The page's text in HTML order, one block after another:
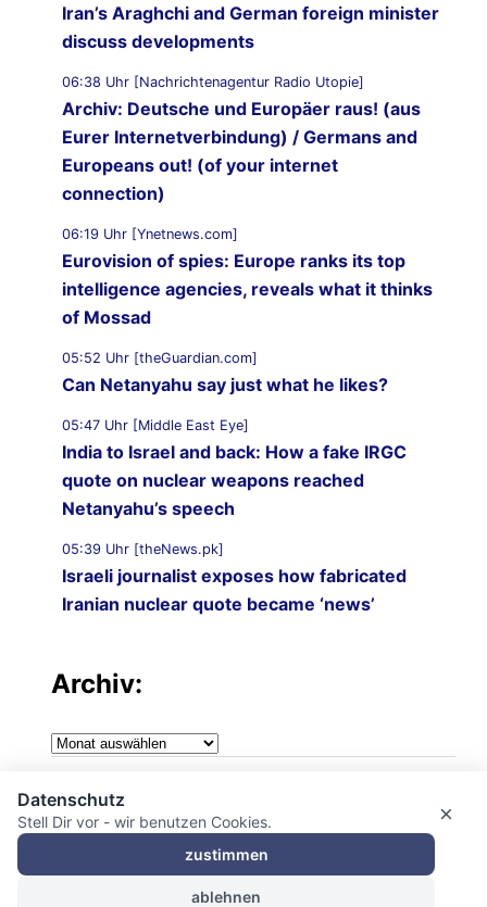
Iran’s Araghchi and German foreign minister
discuss developments
06:38 Uhr [Nachrichtenagentur Radio Utopie]
Archiv: Deutsche und Europäer raus! (aus
Eurer Internetverbindung) / Germans and
Europeans out! (of your internet
connection)
06:19 Uhr [Ynetnews.com]
Eurovision of spies: Europe ranks its top
intelligence agencies, reveals what it thinks
of Mossad
05:52 Uhr [theGuardian.com]
Can Netanyahu say just what he likes?
05:47 Uhr [Middle East Eye]
India to Israel and back: How a fake IRGC
quote on nuclear weapons reached
Netanyahu’s speech
05:39 Uhr [theNews.pk]
Israeli journalist exposes how fabricated
Iranian nuclear quote became ‘news’
Archiv:
Archiv:
Impressum
Datenschutzerklärung
×
Datenschutz
Stell Dir vor - wir benutzen Cookies.
zustimmen
ablehnen